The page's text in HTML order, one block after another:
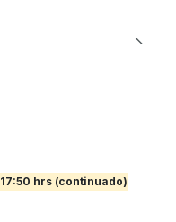
17:50 hrs (continuado)